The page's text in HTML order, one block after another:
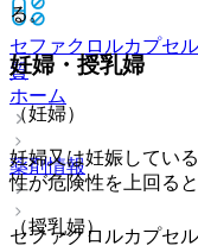
セファクロルカプセ
質
ホーム
薬剤情報
セファクロルカプセ
る。
妊婦・授乳婦
（妊婦）
妊婦又は妊娠してい
性が危険性を上回る
（授乳婦）